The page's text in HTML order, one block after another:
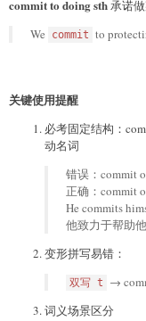
commit to doing sth承诺
We
commit to
关键使用提醒
必考固定结构：
动名词
错误：commit
正确：commit
He commits
他致力于帮助他
变形拼写易错：
双写 t
→
词义场景区分